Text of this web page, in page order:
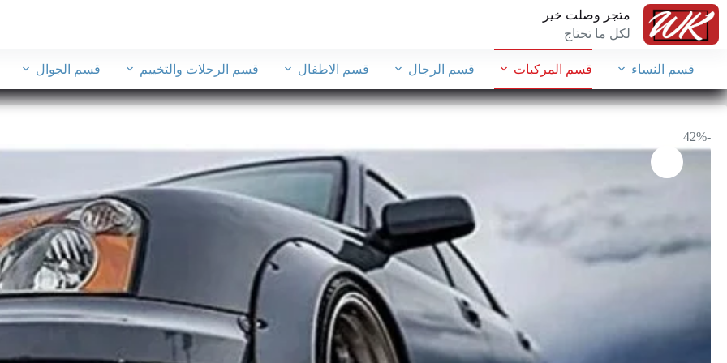
متجر وصلت خير
لكل ما تحتاج
قسم النساء قسم المركبات قسم الرجال قسم الاطفال قسم الرحلات والتخييم قسم الجوال
-42%